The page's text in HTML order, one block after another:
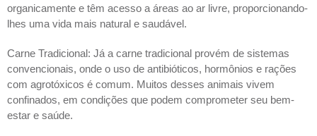
organicamente e têm acesso a áreas ao ar livre, proporcionando-
lhes uma vida mais natural e saudável.
Carne Tradicional: Já a carne tradicional provém de sistemas
convencionais, onde o uso de antibióticos, hormônios e rações
com agrotóxicos é comum. Muitos desses animais vivem
confinados, em condições que podem comprometer seu bem-
estar e saúde.